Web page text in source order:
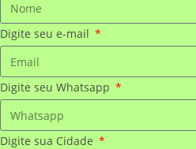
Digite seu e-mail
Digite seu Whatsapp
Digite sua Cidade